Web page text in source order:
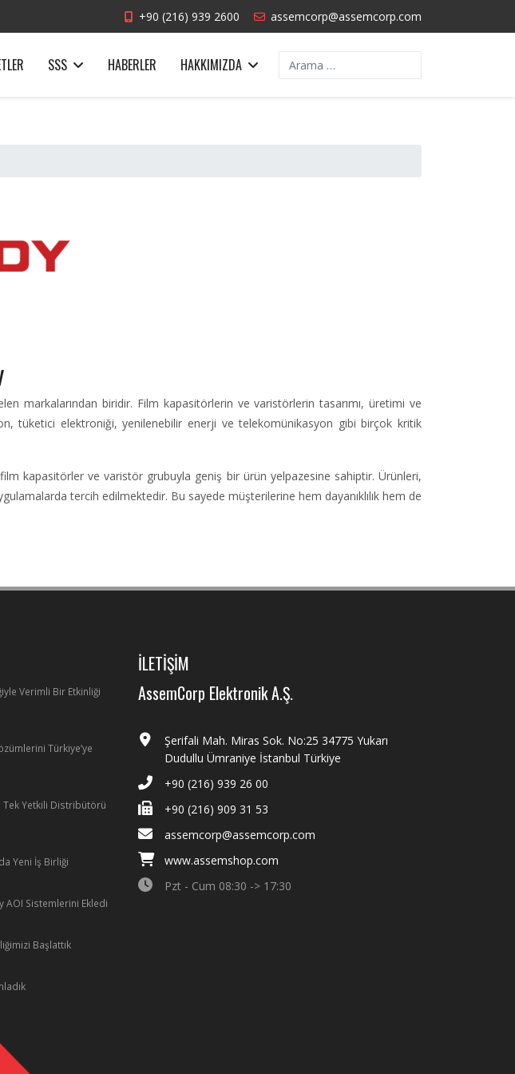
+90 (216) 939 2600 assemcorp@assemcorp.com
SSS HABERLER HAKKIMIZDA Arama
markalarından biridir. Film kapasitörlerin ve varistörlerin tasarımı, üretimi ve
tüketici elektroniği, yenilenebilir enerji ve telekomünikasyon gibi birçok kritik
kapasitörler ve varistör grubuyla geniş bir ürün yelpazesine sahiptir. Ürünleri,
tercih edilmektedir. Bu sayede müşterilerine hem dayanıklılık hem de
Verimli Bir Etkinliği
Türkiye’ye
Tek Yetkili Distribütörü
Yeni İş Birliği
AOI Sistemlerini Ekledi
Başlattık
İLETİŞİM
AssemCorp Elektronik A.Ş.
Şerifali Mah. Miras Sok. No:25 34775 Yukarı
Dudullu Ümraniye İstanbul Türkiye
+90 (216) 939 26 00
+90 (216) 909 31 53
assemcorp@assemcorp.com
www.assemshop.com
Pzt - Cum 08:30 -> 17:30